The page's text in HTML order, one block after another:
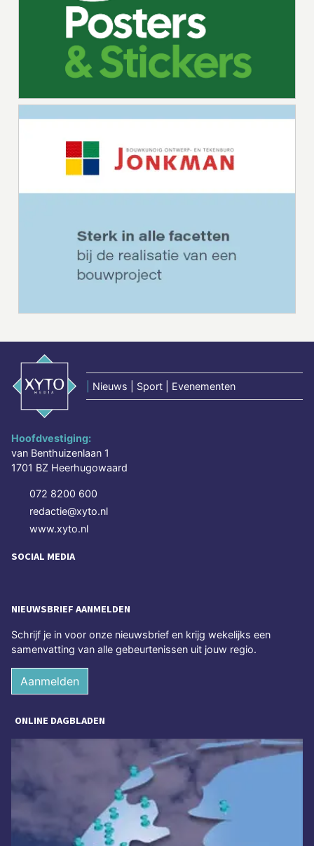
Nieuws | Sport | Evenementen
Hoofdvestiging:
van Benthuizenlaan 1
1701 BZ Heerhugowaard
072 8200 600
redactie@xyto.nl
www.xyto.nl
SOCIAL MEDIA
NIEUWSBRIEF AANMELDEN
Schrijf je in voor onze nieuwsbrief en krijg wekelijks een
samenvatting van alle gebeurtenissen uit jouw regio.
Aanmelden
ONLINE DAGBLADEN